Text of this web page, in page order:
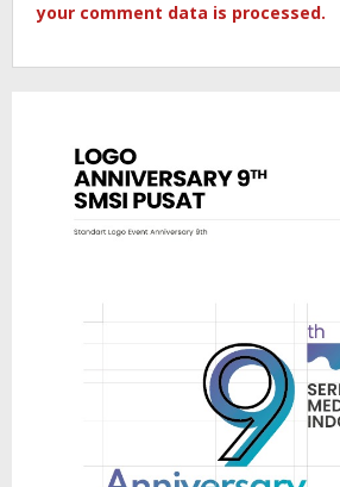
your comment data is processed.